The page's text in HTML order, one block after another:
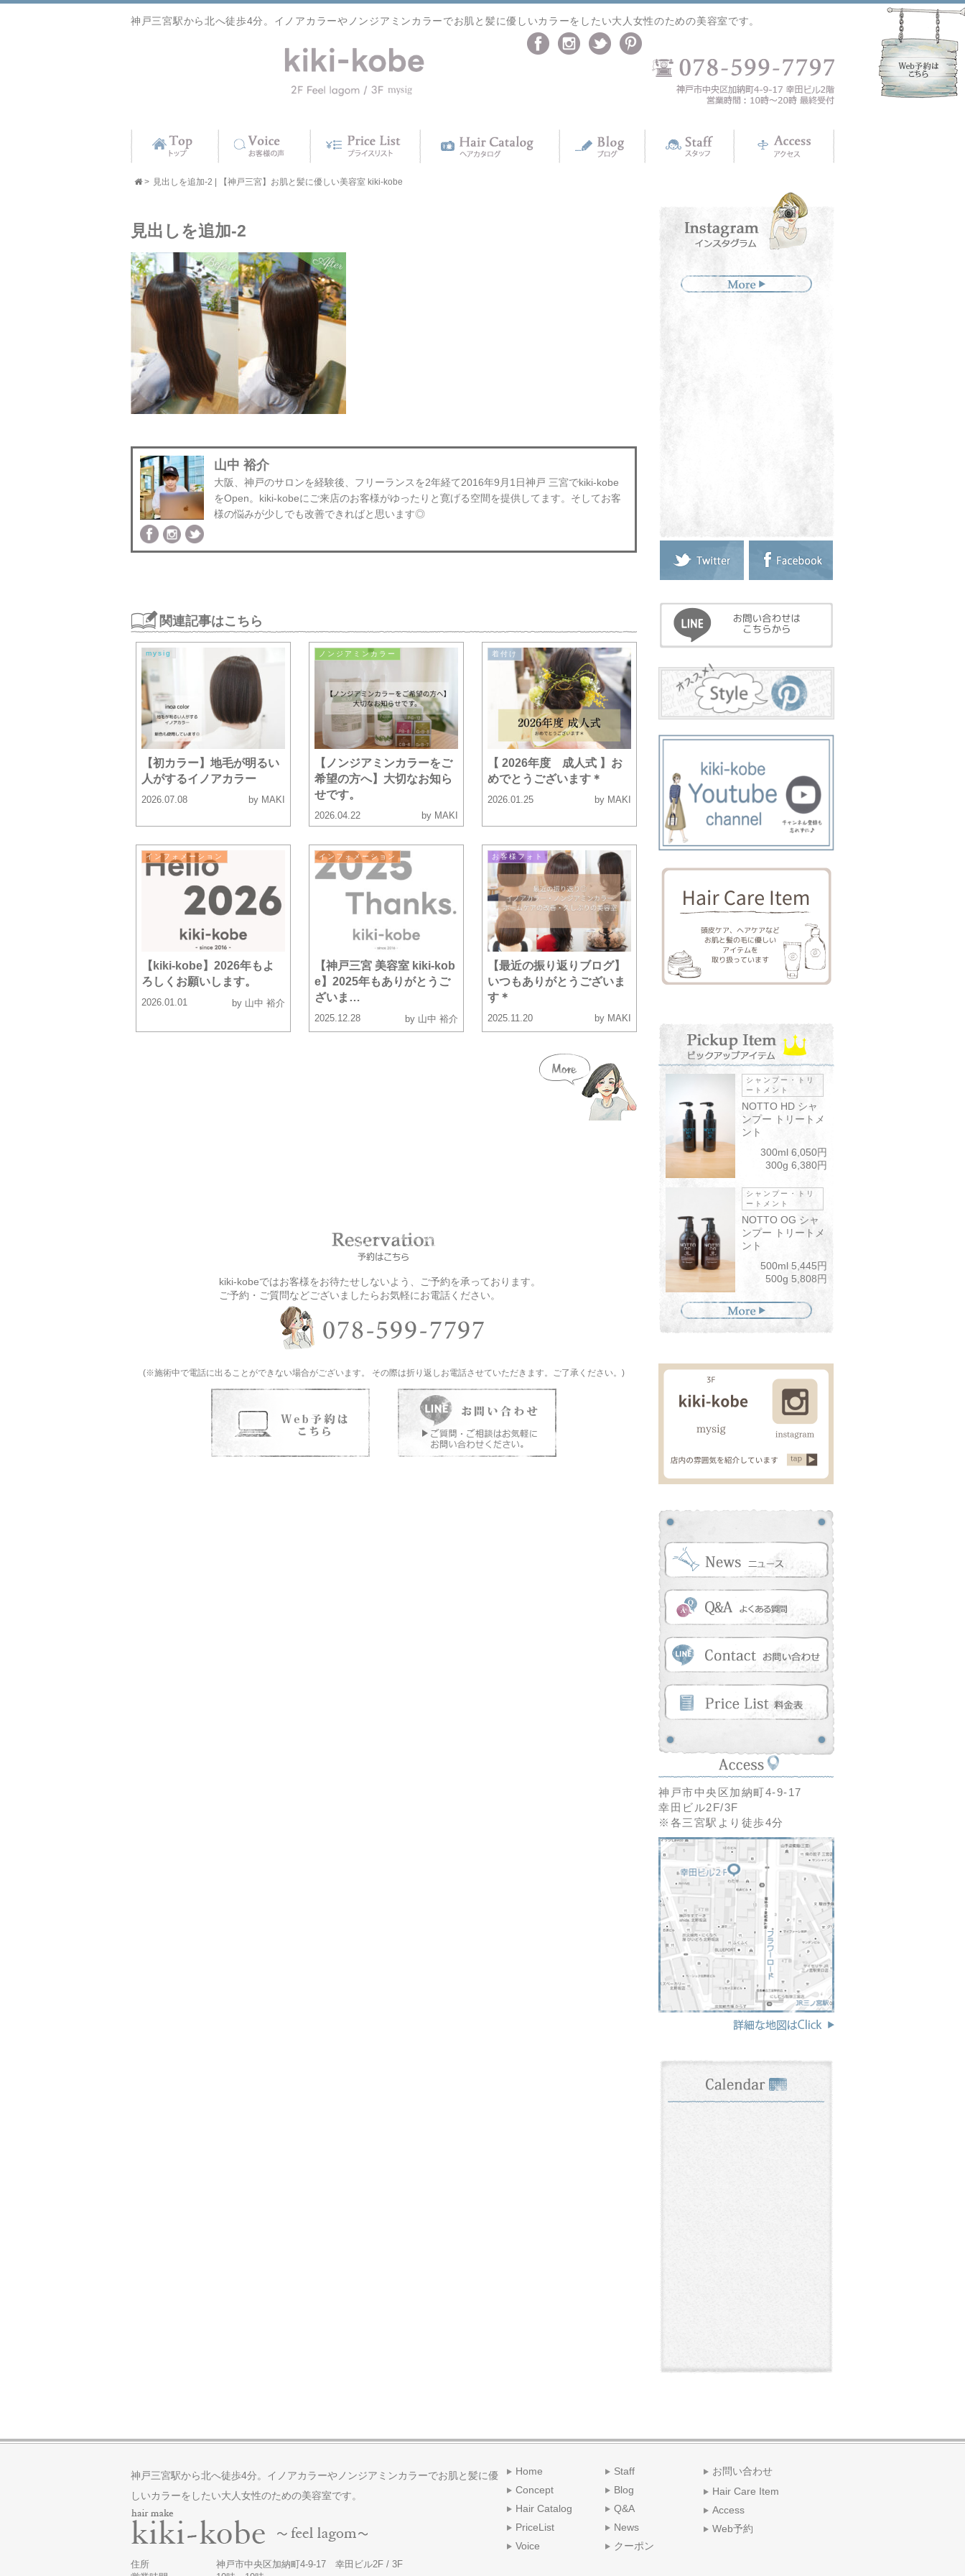
神戸三宮駅から北へ徒歩4分。イノアカラーやノンジアミンカラーでお肌と髪に優しいカラーをしたい大人女性のための美容室です。
> 見出しを追加-2 | 【神戸三宮】お肌と髪に優しい美容室 kiki-kobe
見出しを追加-2
山中 裕介
大阪、神戸のサロンを経験後、フリーランスを2年経て2016年9月1日神戸 三宮でkiki-kobe
をOpen。kiki-kobeにご来店のお客様がゆったりと寛げる空間を提供してます。そしてお客
様の悩みが少しでも改善できればと思います◎
関連記事はこちら
mysig
【初カラー】地毛が明るい
人がするイノアカラー
2026.07.08 by MAKI
ノンジアミンカラー
【ノンジアミンカラーをご
希望の方へ】大切なお知ら
せです。
2026.04.22 by MAKI
着付け
【 2026年度 成人式 】お
めでとうございます＊
2026.01.25 by MAKI
インフォメーション
【kiki-kobe】2026年もよ
ろしくお願いします。
2026.01.01 by 山中 裕介
インフォメーション
【神戸三宮 美容室 kiki-kob
e】2025年もありがとうご
ざいま…
2025.12.28 by 山中 裕介
お客様フォト
【最近の振り返りブログ】
いつもありがとうございま
す＊
2025.11.20 by MAKI
kiki-kobeではお客様をお待たせしないよう、ご予約を承っております。
ご予約・ご質問などございましたらお気軽にお電話ください。
(※施術中で電話に出ることができない場合がございます。 その際は折り返しお電話させていただきます。ご了承ください。)
シャンプー・トリ
ートメント
NOTTO HD シャ
ンプー トリートメ
ント
300ml 6,050円
300g 6,380円
シャンプー・トリ
ートメント
NOTTO OG シャ
ンプー トリートメ
ント
500ml 5,445円
500g 5,808円
神戸市中央区加納町4-9-17
幸田ビル2F/3F
※各三宮駅より徒歩4分
神戸三宮駅から北へ徒歩4分。イノアカラーやノンジアミンカラーでお肌と髪に優
しいカラーをしたい大人女性のための美容室です。
住所
神戸市中央区加納町4-9-17 幸田ビル2F / 3F
Home
Concept
Hair Catalog
PriceList
Voice
Staff
Blog
Q&A
News
クーポン
お問い合わせ
Hair Care Item
Access
Web予約